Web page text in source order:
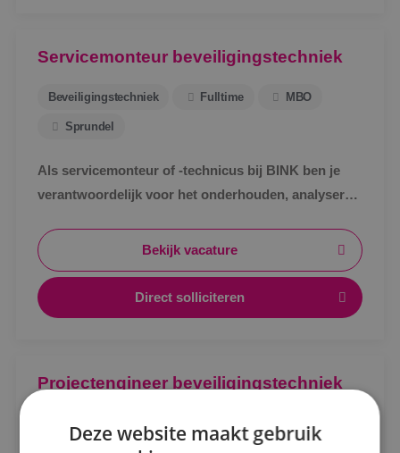
Kaatsheuvel
Servicemonteur beveiligingstechniek
Beveiligingstechniek Fulltime MBO
Sprundel
Als servicemonteur of -technicus bij BINK ben je
verantwoordelijk voor het onderhouden, analyseren
beveiligingsinstallaties.Bekijk vacature
Direct solliciteren
Projectengineer beveiligingstechniek
Beveiligingstechniek Fulltime MBO
Deze website maakt gebruik